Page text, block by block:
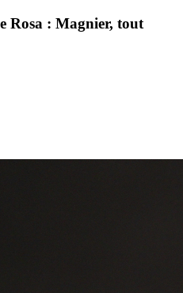
Rosa : Magnier, tout